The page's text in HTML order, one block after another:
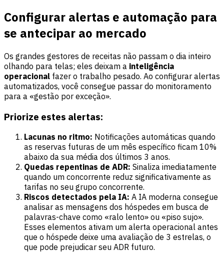
Configurar alertas e automação para
se antecipar ao mercado
Os grandes gestores de receitas não passam o dia inteiro
olhando para telas; eles deixam a inteligência
operacional fazer o trabalho pesado. Ao configurar alertas
automatizados, você consegue passar do monitoramento
para a «gestão por exceção».
Priorize estes alertas:
Lacunas no ritmo: Notificações automáticas quando
as reservas futuras de um mês específico ficam 10%
abaixo da sua média dos últimos 3 anos.
Quedas repentinas de ADR: Sinaliza imediatamente
quando um concorrente reduz significativamente as
tarifas no seu grupo concorrente.
Riscos detectados pela IA: A IA moderna consegue
analisar as mensagens dos hóspedes em busca de
palavras-chave como «ralo lento» ou «piso sujo».
Esses elementos ativam um alerta operacional antes
que o hóspede deixe uma avaliação de 3 estrelas, o
que pode prejudicar seu ADR futuro.